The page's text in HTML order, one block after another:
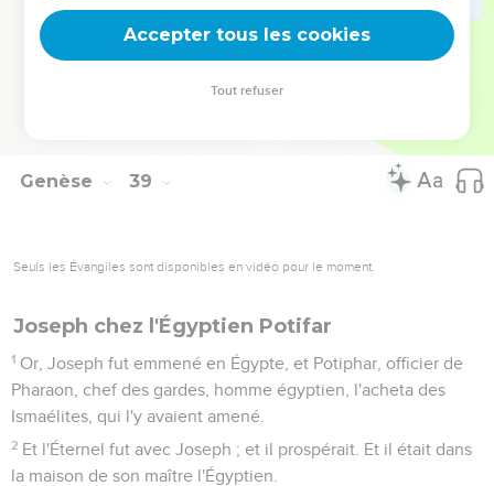
Mais comme il retira sa main, voici, son frère sortit. Et elle
dit : Quelle brèche tu as faite ! La brèche soit sur toi ! Et on le
Genèse 39
Seuls les Évangiles sont disponibles en vidéo pour le moment.
Joseph chez l'Égyptien Potifar
1 Or, Joseph fut emmené en Égypte, et Potiphar, officier de
Pharaon, chef des gardes, homme égyptien, l'acheta des
Ismaélites, qui l'y avaient amené.
2 Et l'Éternel fut avec Joseph ; et il prospérait. Et il était dans
la maison de son maître l'Égyptien.
Accepter tous les cookies
Tout refuser